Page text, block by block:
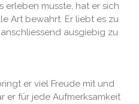
erleben musste, hat er sich
Art bewahrt. Er liebt es zu
ausgiebig zu
er viel Freude mit und
er für jede Aufmerksamkeit